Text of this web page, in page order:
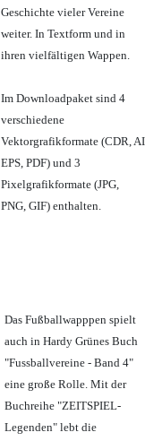
Geschichte vieler Vereine
weiter. In Textform und in
ihren vielfältigen Wappen.
Im Downloadpaket sind 4
verschiedene
Vektorgrafikformate (CDR, AI
EPS, PDF) und 3
Pixelgrafikformate (JPG,
PNG, GIF) enthalten.
Das Fußballwapppen spielt
auch in Hardy Grünes Buch
"Fussballvereine - Band 4"
eine große Rolle. Mit der
Buchreihe "ZEITSPIEL-
Legenden" lebt die